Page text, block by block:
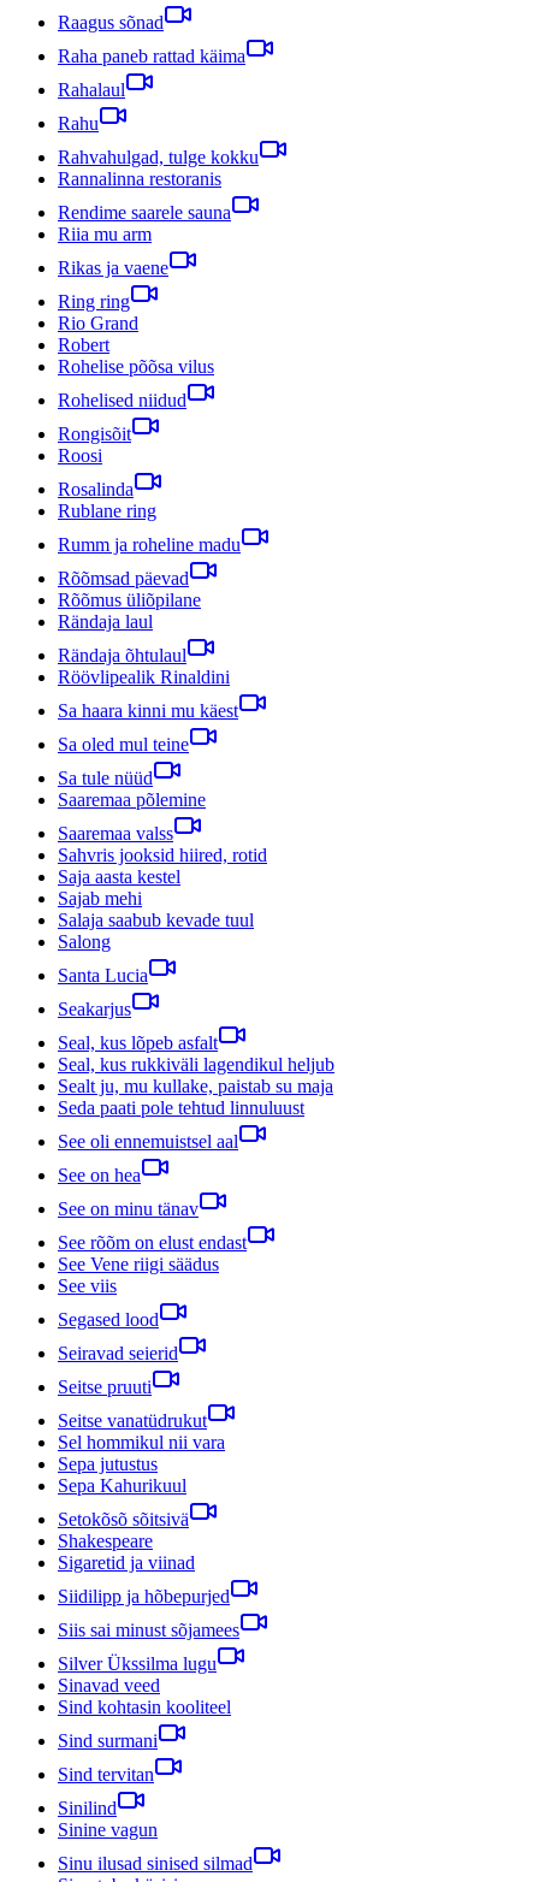
Raagus sõnad
Raha paneb rattad käima
Rahalaul
Rahu
Rahvahulgad, tulge kokku
Rannalinna restoranis
Rendime saarele sauna
Riia mu arm
Rikas ja vaene
Ring ring
Rio Grand
Robert
Rohelise põõsa vilus
Rohelised niidud
Rongisõit
Roosi
Rosalinda
Rublane ring
Rumm ja roheline madu
Rõõmsad päevad
Rõõmus üliõpilane
Rändaja laul
Rändaja õhtulaul
Röövlipealik Rinaldini
Sa haara kinni mu käest
Sa oled mul teine
Sa tule nüüd
Saaremaa põlemine
Saaremaa valss
Sahvris jooksid hiired, rotid
Saja aasta kestel
Sajab mehi
Salaja saabub kevade tuul
Salong
Santa Lucia
Seakarjus
Seal, kus lõpeb asfalt
Seal, kus rukkiväli lagendikul heljub
Sealt ju, mu kullake, paistab su maja
Seda paati pole tehtud linnuluust
See oli ennemuistsel aal
See on hea
See on minu tänav
See rõõm on elust endast
See Vene riigi säädus
See viis
Segased lood
Seiravad seierid
Seitse pruuti
Seitse vanatüdrukut
Sel hommikul nii vara
Sepa jutustus
Sepa Kahurikuul
Setokõsõ sõitsivä
Shakespeare
Sigaretid ja viinad
Siidilipp ja hõbepurjed
Siis sai minust sõjamees
Silver Ükssilma lugu
Sinavad veed
Sind kohtasin kooliteel
Sind surmani
Sind tervitan
Sinilind
Sinine vagun
Sinu ilusad sinised silmad